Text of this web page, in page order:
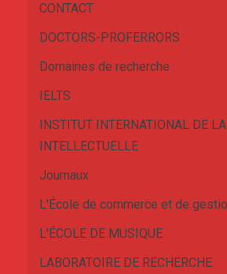
CONTACT
DOCTORS-PROFERRORS
Domaines de recherche
IELTS
INSTITUT INTERNATIONAL DE
INTELLECTUELLE
Journaux
L'École de commerce et de
L'ÉCOLE DE MUSIQUE
LABORATOIRE DE RECHERCHE